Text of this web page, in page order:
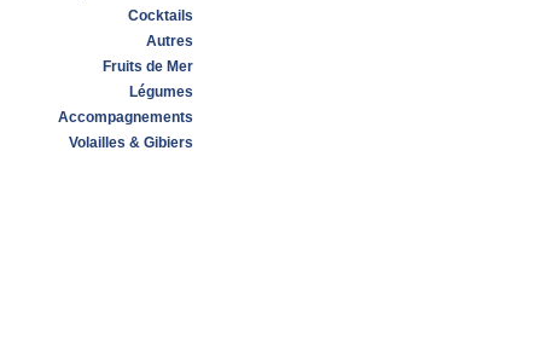
Cocktails
Autres
Fruits de Mer
Légumes
Accompagnements
Volailles & Gibiers